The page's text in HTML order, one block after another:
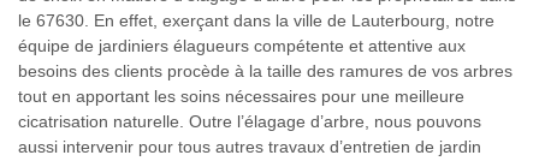
le 67630. En effet, exerçant dans la ville de Lauterbourg, notre
équipe de jardiniers élagueurs compétente et attentive aux
besoins des clients procède à la taille des ramures de vos arbres
tout en apportant les soins nécessaires pour une meilleure
cicatrisation naturelle. Outre l’élagage d’arbre, nous pouvons
aussi intervenir pour tous autres travaux d’entretien de jardin